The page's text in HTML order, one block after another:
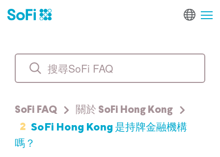
SoFi FAQ 關於 SoFi Hong Kong
2 SoFi Hong Kong 是持牌金融機構
嗎？